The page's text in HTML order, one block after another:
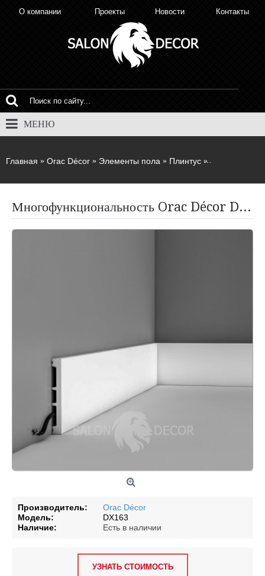
О компании Проекты Новости Контакты
МЕНЮ
Главная Orac Décor Элементы пола Плинтус
Многофункциональность Orac Décor DX163
Производитель:
Orac Décor
Модель:
DX163
Наличие:
Есть в наличии
УЗНАТЬ СТОИМОСТЬ